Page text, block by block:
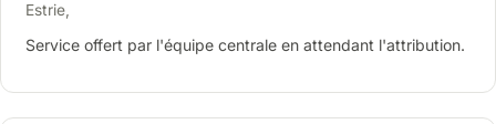
Estrie,
Service offert par l'équipe centrale en attendant l'attribution.